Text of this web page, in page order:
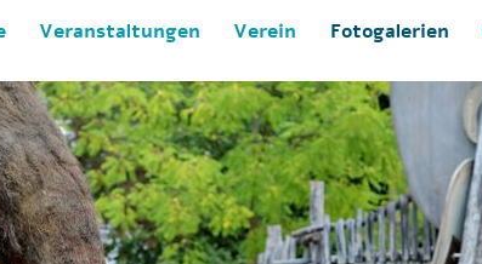
Veranstaltungen Verein Fotogalerien